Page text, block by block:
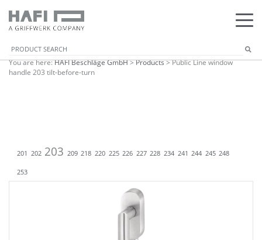
You are here:HAFI Beschläge GmbH>Products>Public Line window
handle 203 tilt-before-turn
201 202 203 209 218 220 225 226 227 228 234 241 244 245 248
253